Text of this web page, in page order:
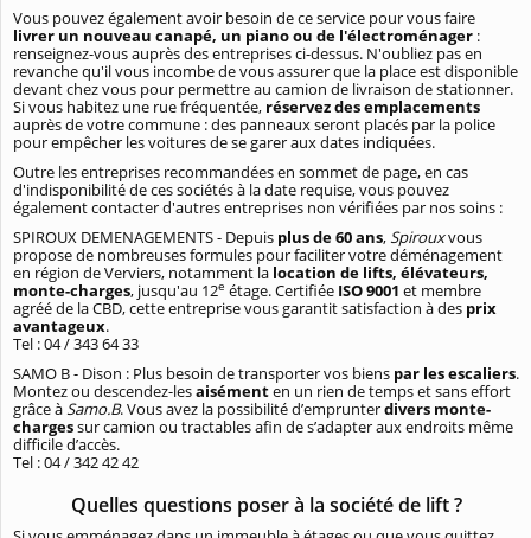
Vous pouvez également avoir besoin de ce service pour vous faire
livrer un nouveau canapé, un piano ou de l'électroménager :
renseignez-vous auprès des entreprises ci-dessus. N'oubliez pas en
revanche qu'il vous incombe de vous assurer que la place est disponible
devant chez vous pour permettre au camion de livraison de stationner.
Si vous habitez une rue fréquentée, réservez des emplacements
auprès de votre commune : des panneaux seront placés par la police
pour empêcher les voitures de se garer aux dates indiquées.
Outre les entreprises recommandées en sommet de page, en cas
d'indisponibilité de ces sociétés à la date requise, vous pouvez
également contacter d'autres entreprises non vérifiées par nos soins :
SPIROUX DEMENAGEMENTS - Depuis plus de 60 ans, Spirouxvous
propose de nombreuses formules pour faciliter votre déménagement
en région de Verviers, notamment la location de lifts, élévateurs,
monte-charges, jusqu'au 12e étage. Certifiée ISO 9001 et membre
agréé de la CBD, cette entreprise vous garantit satisfaction à des prix
avantageux.
Tel : 04 / 343 64 33
SAMO B - Dison : Plus besoin de transporter vos biens par les escaliers.
Montez ou descendez-lesaisémenten un rien de temps et sans effort
grâce à Samo.B. Vous avez la possibilité d’emprunterdivers monte-
chargessur camion ou tractables afin de s’adapter aux endroits même
difficile d’accès.
Tel : 04 / 342 42 42
Quelles questions poser à la société de lift ?